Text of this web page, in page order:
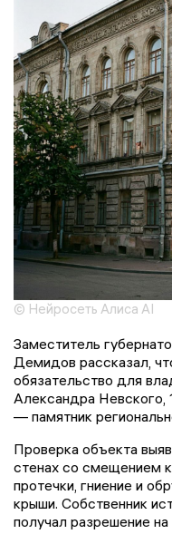
© Нейросеть Алиса AI
Заместитель
Демидов рассказал,
обязательство для
Александра Невского,
— памятник
Проверка объекта
стенах со смещением
протечки, гниение и
крыши. Собственник
получал разрешение